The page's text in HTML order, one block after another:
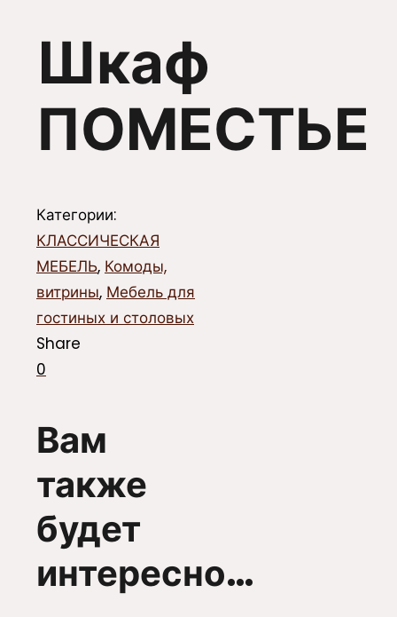
Шкаф
ПОМЕСТЬЕ
Категории:
КЛАССИЧЕСКАЯ
МЕБЕЛЬ, Комоды,
витрины, Мебель для
гостиных и столовых
Share
0
Вам
также
будет
интересно…